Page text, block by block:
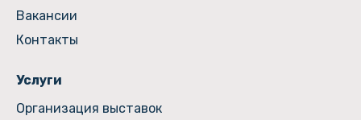
Вакансии
Контакты
Услуги
Организация выставок